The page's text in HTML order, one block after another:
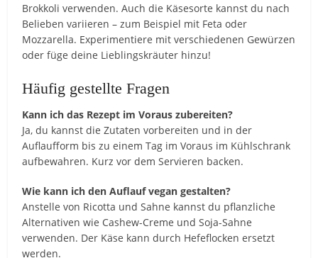
Brokkoli verwenden. Auch die Käsesorte kannst du nach
Belieben variieren – zum Beispiel mit Feta oder
Mozzarella. Experimentiere mit verschiedenen Gewürzen
oder füge deine Lieblingskräuter hinzu!
Häufig gestellte Fragen
Kann ich das Rezept im Voraus zubereiten?
Ja, du kannst die Zutaten vorbereiten und in der
Auflaufform bis zu einem Tag im Voraus im Kühlschrank
aufbewahren. Kurz vor dem Servieren backen.
Wie kann ich den Auflauf vegan gestalten?
Anstelle von Ricotta und Sahne kannst du pflanzliche
Alternativen wie Cashew-Creme und Soja-Sahne
verwenden. Der Käse kann durch Hefeflocken ersetzt
werden.